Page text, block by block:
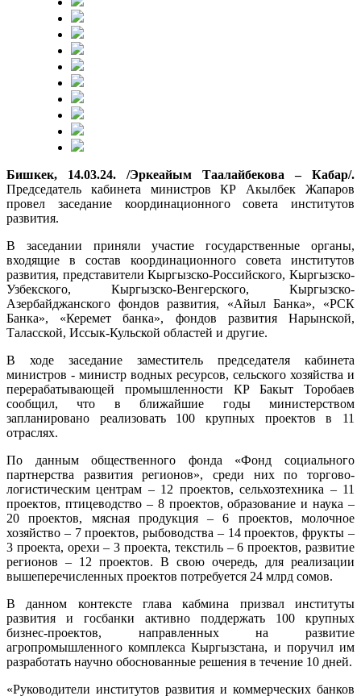
Бишкек, 14.03.24. /Эркеайым Таалайбекова – Кабар/.
Председатель кабинета министров КР Акылбек Жапаров
провел заседание координационного совета институтов
развития.
В заседании приняли участие государственные органы,
входящие в состав координационного совета институтов
развития, представители Кыргызско-Российского, Кыргызско-
Узбекского, Кыргызско-Венгерского, Кыргызско-
Азербайджанского фондов развития, «Айыл Банка», «РСК
Банка», «Керемет банка», фондов развития Нарынской,
Таласской, Иссык-Кульской областей и другие.
В ходе заседание заместитель председателя кабинета
министров - министр водных ресурсов, сельского хозяйства и
перерабатывающей промышленности КР Бакыт Торобаев
сообщил, что в ближайшие годы министерством
запланировано реализовать 100 крупных проектов в 11
отраслях.
По данным общественного фонда «Фонд социального
партнерства развития регионов», среди них по торгово-
логистическим центрам – 12 проектов, сельхозтехника – 11
проектов, птицеводство – 8 проектов, образование и наука –
20 проектов, мясная продукция – 6 проектов, молочное
хозяйство – 7 проектов, рыбоводства – 14 проектов, фрукты –
3 проекта, орехи – 3 проекта, текстиль – 6 проектов, развитие
регионов – 12 проектов. В свою очередь, для реализации
вышеперечисленных проектов потребуется 24 млрд сомов.
В данном контексте глава кабмина призвал институты
развития и госбанки активно поддержать 100 крупных
бизнес-проектов, направленных на развитие
агропромышленного комплекса Кыргызстана, и поручил им
разработать научно обоснованные решения в течение 10 дней.
«Руководители институтов развития и коммерческих банков